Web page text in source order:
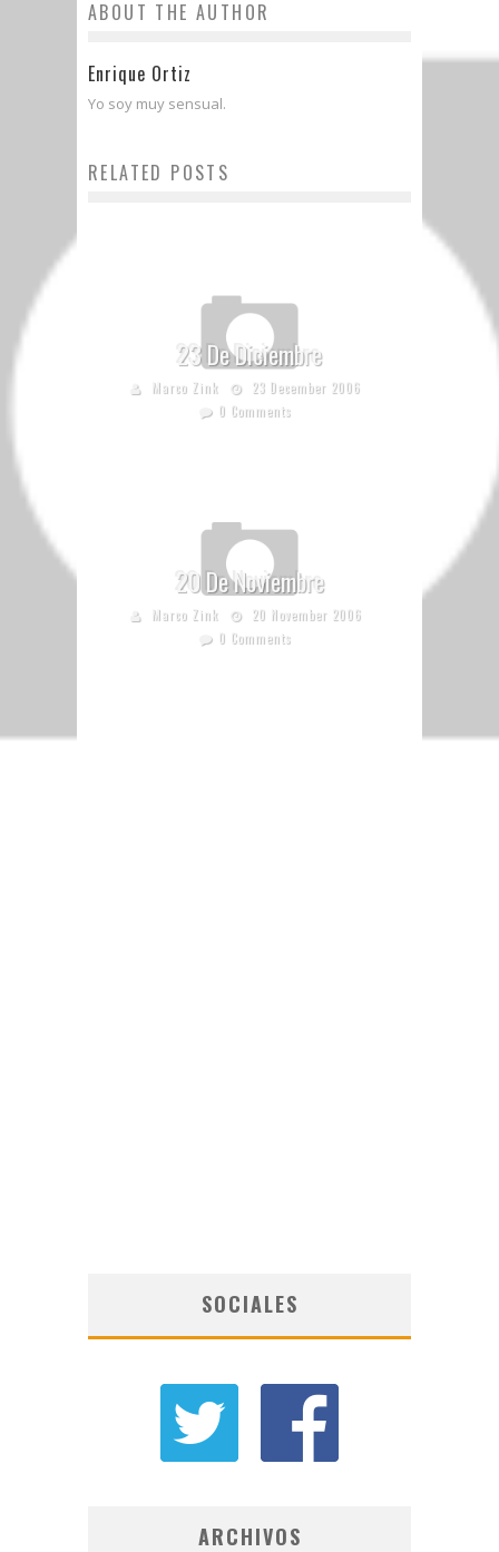
ABOUT THE AUTHOR
Enrique Ortiz
Yo soy muy sensual.
RELATED POSTS
23 De Diciembre
Marco Zink
23 December 2006
0 Comments
20 De Noviembre
Marco Zink
20 November 2006
0 Comments
SOCIALES
ARCHIVOS